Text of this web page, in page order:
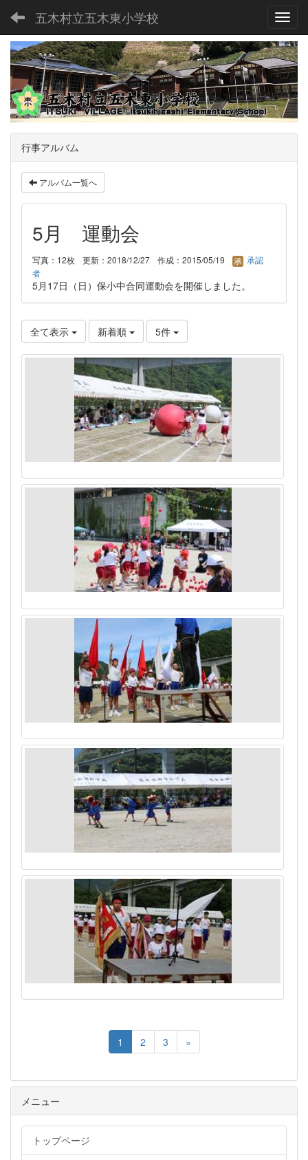
五木村立五木東小学校
行事アルバム
アルバム一覧へ
5月 運動会
写真：12枚 更新：2018/12/27 作成：2015/05/19
承認
者
5月17日（日）保小中合同運動会を開催しました。
全て表示 新着順 5件
1 2 3 »
メニュー
トップページ